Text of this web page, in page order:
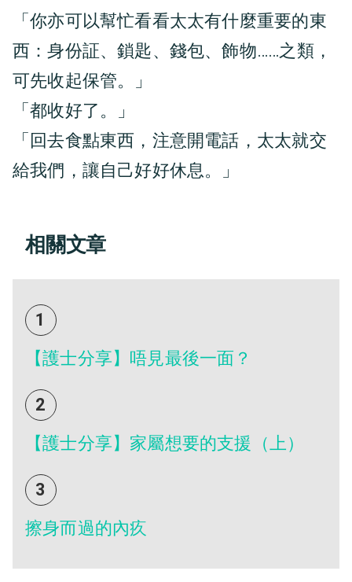
「你亦可以幫忙看看太太有什麼重要的東
西：身份証、鎖匙、錢包、飾物……之類，
可先收起保管。」
「都收好了。」
「回去食點東西，注意開電話，太太就交
給我們，讓自己好好休息。」
相關文章
1
【護士分享】唔見最後一面？
2
【護士分享】家屬想要的支援（上）
3
擦身而過的內疚